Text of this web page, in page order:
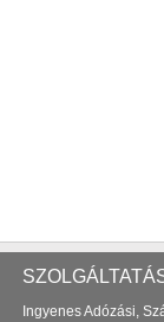
Ingyenes Adózási,